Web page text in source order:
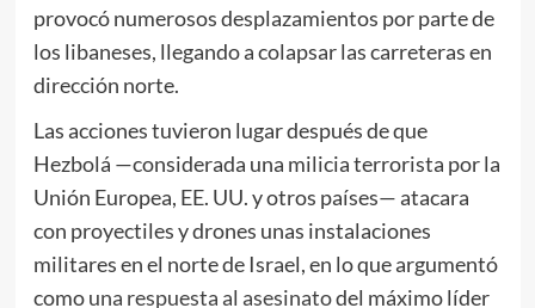
provocó numerosos desplazamientos por parte de
los libaneses, llegando a colapsar las carreteras en
dirección norte.
Las acciones tuvieron lugar después de que
Hezbolá —considerada una milicia terrorista por la
Unión Europea, EE. UU. y otros países— atacara
con proyectiles y drones unas instalaciones
militares en el norte de Israel, en lo que argumentó
comouna respuesta al asesinatodel máximo líder